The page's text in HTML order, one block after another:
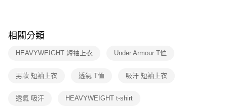
※ 交易是否成功請以「AFTEE先享後付 」之結帳頁面顯示為準，若有關於
是否繳費成功／繳費後需取消欲退款等相關疑問，請聯繫「AFTEE先享後付
客戶支援中心」https://netprotections.freshdesk.com/support/home
１．透過由恩沛科技股份有限公司提供之「AFTEE先享後付」服務完成之交
權轉讓予恩沛科技股份有限公司。
相關分類
HEAVYWEIGHT 短袖上衣 Under Armour T恤
男款 短袖上衣 透氣 T恤 吸汗 短袖上衣
透氣 吸汗 HEAVYWEIGHT t-shirt